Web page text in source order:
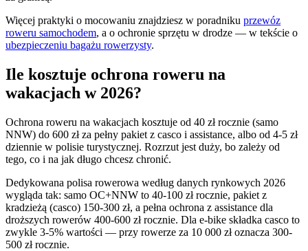
Więcej praktyki o mocowaniu znajdziesz w poradniku przewóz
roweru samochodem, a o ochronie sprzętu w drodze — w tekście o
ubezpieczeniu bagażu rowerzysty.
Ile kosztuje ochrona roweru na
wakacjach w 2026?
Ochrona roweru na wakacjach kosztuje od 40 zł rocznie (samo
NNW) do 600 zł za pełny pakiet z casco i assistance, albo od 4-5 zł
dziennie w polisie turystycznej. Rozrzut jest duży, bo zależy od
tego, co i na jak długo chcesz chronić.
Dedykowana polisa rowerowa według danych rynkowych 2026
wygląda tak: samo OC+NNW to 40-100 zł rocznie, pakiet z
kradzieżą (casco) 150-300 zł, a pełna ochrona z assistance dla
droższych rowerów 400-600 zł rocznie. Dla e-bike składka casco to
zwykle 3-5% wartości — przy rowerze za 10 000 zł oznacza 300-
500 zł rocznie.